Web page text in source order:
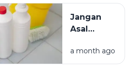
Mengatasinya
Jangan
Asal
Bahan
Pembersih
a month ago